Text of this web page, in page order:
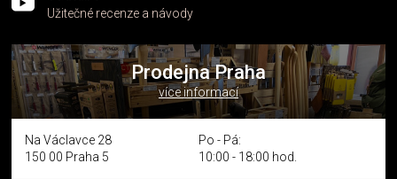
Užitečné recenze a návody
Prodejna Praha
více informací
Na Václavce 28
150 00 Praha 5
Po - Pá:
10:00 - 18:00 hod.